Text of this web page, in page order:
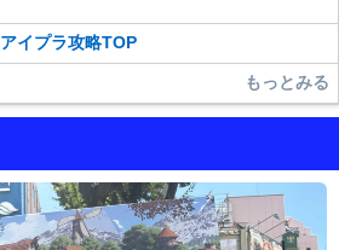
アイプラ攻略TOP
もっとみる